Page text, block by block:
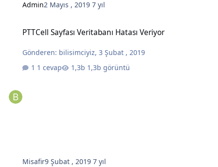
Admin2 Mayıs , 20197 yıl
PTTCell Sayfası Veritabanı Hatası Veriyor
Gönderen: bilisimciyiz,3 Şubat , 2019
1 cevap
1,3b görüntü
Misafir9 Şubat , 20197 yıl